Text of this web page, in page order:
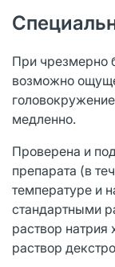
При чрезмерно
возможно
медленно.
Проверена и
препарата (в
температуре и
стандартными
раствор натрия
раствор